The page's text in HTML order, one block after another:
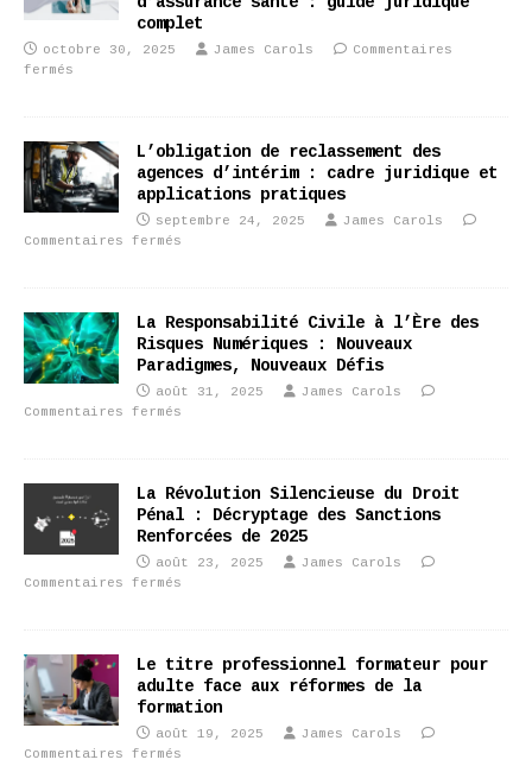
complet
octobre 30, 2025 James Carols
Commentaires
fermés
L’obligation de reclassement des
agences d’intérim : cadre juridique et
applications pratiques
septembre 24, 2025
James Carols
Commentaires fermés
La Responsabilité Civile à l’Ère des
Risques Numériques : Nouveaux
Paradigmes, Nouveaux Défis
août 31, 2025
James Carols
Commentaires fermés
La Révolution Silencieuse du Droit
Pénal : Décryptage des Sanctions
Renforcées de 2025
août 23, 2025
James Carols
Commentaires fermés
Le titre professionnel formateur pour
adulte face aux réformes de la
formation
août 19, 2025
James Carols
Commentaires fermés